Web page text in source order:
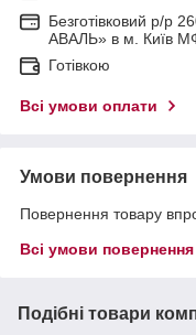
Безготівковий р/
АВАЛЬ» в м. Київ
Готівкою
Всі умови оплати
Умови повернення
Повернення товару
Всі умови повернення
Подібні товари